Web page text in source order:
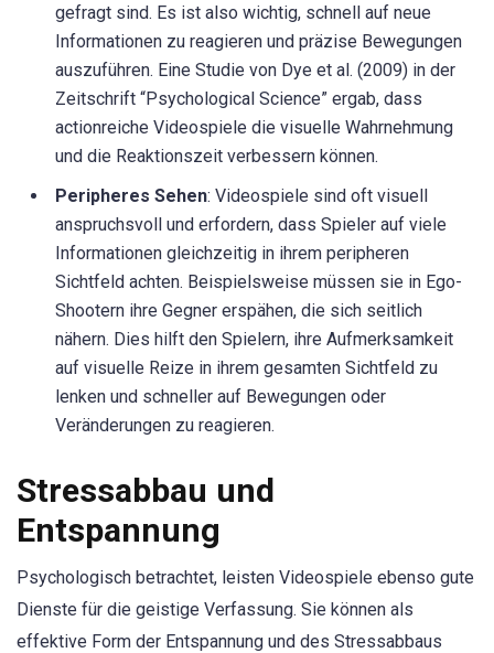
gefragt sind. Es ist also wichtig, schnell auf neue
Informationen zu reagieren und präzise Bewegungen
auszuführen. Eine Studie von Dye et al. (2009) in der
Zeitschrift “Psychological Science” ergab, dass
actionreiche Videospiele die visuelle Wahrnehmung
und die Reaktionszeit verbessern können.
Peripheres Sehen: Videospiele sind oft visuell
anspruchsvoll und erfordern, dass Spieler auf viele
Informationen gleichzeitig in ihrem peripheren
Sichtfeld achten. Beispielsweise müssen sie in Ego-
Shootern ihre Gegner erspähen, die sich seitlich
nähern. Dies hilft den Spielern, ihre Aufmerksamkeit
auf visuelle Reize in ihrem gesamten Sichtfeld zu
lenken und schneller auf Bewegungen oder
Veränderungen zu reagieren.
Stressabbau und
Entspannung
Psychologisch betrachtet, leisten Videospiele ebenso gute
Dienste für die geistige Verfassung. Sie können als
effektive Form der Entspannung und des Stressabbaus